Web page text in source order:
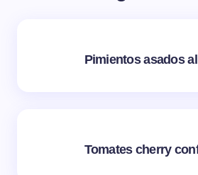
Pimientos asados
Tomates cherry